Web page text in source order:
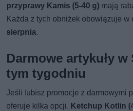
przyprawy Kamis (5-40 g) mają
Każda z tych obniżek obowiązuje w
sierpnia.
Darmowe artykuły
tym tygodniu
Jeśli lubisz promocje z darmowymi
oferuje kilka opcji. Ketchup Kotlin